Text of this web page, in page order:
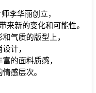
李华丽创立，
来新的变化和可能性。
气质的版型上，
计，
的面料质感，
感层次。